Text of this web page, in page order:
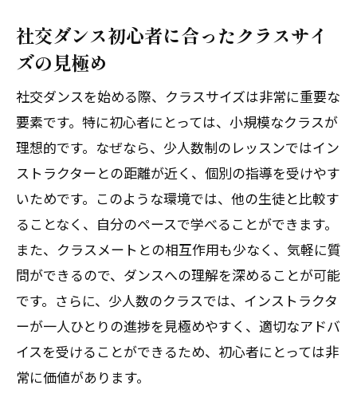
社交ダンスが日常に与えるポジティブな
影響
人生における社交ダンスの意義とその魅
力
心と体に彩りをもたらす社交ダンスの効
果
社交ダンスが人生にもたらす新しい出会
い
社交ダンスを通じて得られる人生の楽し
み方
社交ダンスで人生を豊かにするヒント
初心者必見！安心して社交ダンスを始めるた
めに
社交ダンスを始める前に知っておくべき
社交ダンス初心者に合ったクラスサイ
ズの見極め
社交ダンスを始める際、クラスサイズは非常に重要な
要素です。特に初心者にとっては、小規模なクラスが
理想的です。なぜなら、少人数制のレッスンではイン
ストラクターとの距離が近く、個別の指導を受けやす
いためです。このような環境では、他の生徒と比較す
ることなく、自分のペースで学べることができます。
また、クラスメートとの相互作用も少なく、気軽に質
問ができるので、ダンスへの理解を深めることが可能
です。さらに、少人数のクラスでは、インストラクタ
ーが一人ひとりの進捗を見極めやすく、適切なアドバ
イスを受けることができるため、初心者にとっては非
常に価値があります。